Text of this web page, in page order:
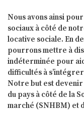
Nous avons ainsi
sociaux à côté de
locative sociale. En
pourrons mettre à
indéterminée pour
difficultés à
Notre but est
du pays à côté de la
marché (SNHBM) et